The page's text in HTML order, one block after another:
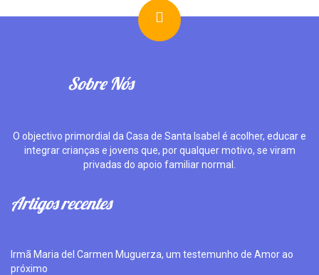
Sobre Nós
O objectivo primordial da Casa de Santa Isabel é acolher, educar e
integrar crianças e jovens que, por qualquer motivo, se viram
privadas do apoio familiar normal.
Artigos recentes
Irmã Maria del Carmen Muguerza, um testemunho de Amor ao
próximo